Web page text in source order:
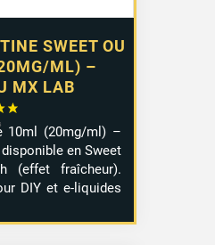
SWEET OU
ML) –
MX LAB
10ml (20mg/ml) –
en Sweet
(effet fraîcheur).
DIY et e-liquides